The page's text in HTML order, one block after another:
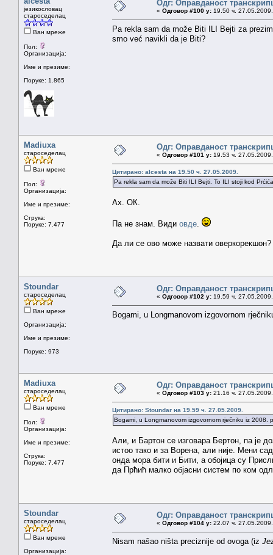
језикословац
староседелац
Ван мреже
Пол:
Организација:
Име и презиме:
Поруке: 1.865
Одг: Оправданост
« Одговор #100 у: 19.50 ч.
Pa rekla sam da može Biti ILI Bejti za
smo već navikli da je Biti?
Madiuxa
староседелац
Ван мреже
Пол:
Организација:
Име и презиме:
Струка:
Поруке: 7.477
Одг: Оправданост
« Одговор #101 у: 19.53 ч.
Цитирано: alcesta на 19.50 ч. 27.05.2009.
Pa rekla sam da može Biti ILI Bejti. To ILI stoji kod
Ах. ОК.
Па не знам. Види овде
Да ли се ово може назвати оверкорекшон?
Stoundar
староседелац
Ван мреже
Организација:
Име и презиме:
Поруке: 973
Одг: Оправданост
« Одговор #102 у: 19.59 ч.
Bogami, u Longmanovom izgovornom
Madiuxa
староседелац
Ван мреже
Пол:
Организација:
Име и презиме:
Струка:
Поруке: 7.477
Одг: Оправданост
« Одговор #103 у: 21.16 ч.
Цитирано: Stoundar на 19.59 ч. 27.05.2009.
Bogami, u Longmanovom izgovornom rječniku iz
Али, и Бартон се изговара Бертон, па је
истоо тако и за Ворена, али није. Мени
онда мора бити и Бити, а обојица су
да Прћић малко објасни систем по ком
Stoundar
староседелац
Ван мреже
Организација:
Одг: Оправданост
« Одговор #104 у: 22.07 ч.
Nisam našao ništa preciznije od ovoga (iz